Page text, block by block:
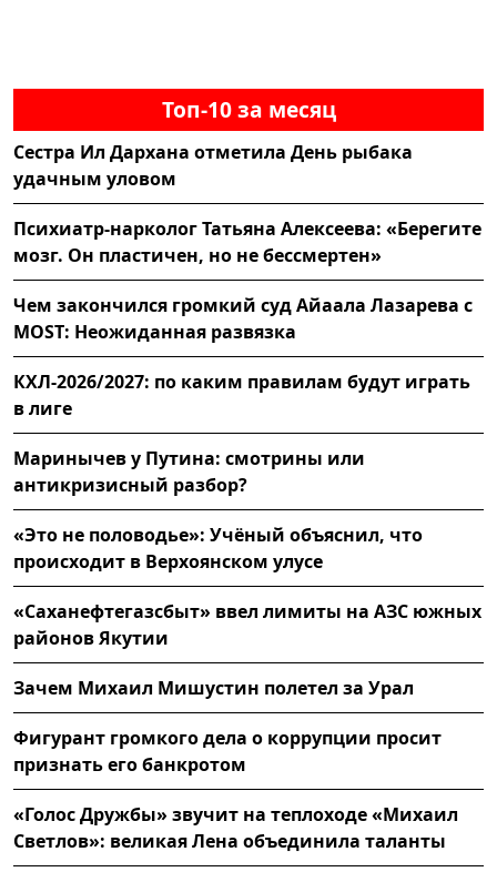
Топ-10 за месяц
Сестра Ил Дархана отметила День рыбака
удачным уловом
Психиатр-нарколог Татьяна Алексеева: «Берегите
мозг. Он пластичен, но не бессмертен»
Чем закончился громкий суд Айаала Лазарева с
MOST: Неожиданная развязка
КХЛ-2026/2027: по каким правилам будут играть
в лиге
Маринычев у Путина: смотрины или
антикризисный разбор?
«Это не половодье»: Учёный объяснил, что
происходит в Верхоянском улусе
«Саханефтегазсбыт» ввел лимиты на АЗС южных
районов Якутии
Зачем Михаил Мишустин полетел за Урал
Фигурант громкого дела о коррупции просит
признать его банкротом
«Голос Дружбы» звучит на теплоходе «Михаил
Светлов»: великая Лена объединила таланты